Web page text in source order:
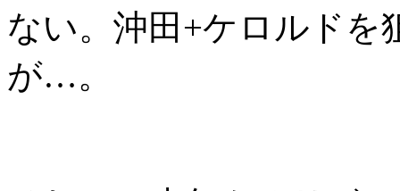
ない。沖田+ケロルドを
が…。